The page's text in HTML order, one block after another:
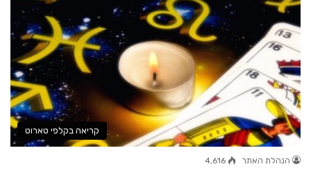
קריאה בקלפי טארוט
הנהלת האתר 4,616